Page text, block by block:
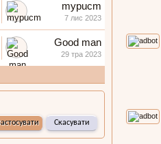
mypucm
7 лис 2023
Good man
29 тра 2023